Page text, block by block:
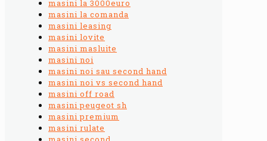
masini la 3000euro
masini la comanda
masini leasing
masini lovite
masini masluite
masini noi
masini noi sau second hand
masini noi vs second hand
masini off road
masini peugeot sh
masini premium
masini rulate